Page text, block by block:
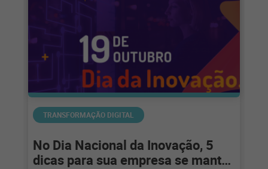
TRANSFORMAÇÃO DIGITAL
No Dia Nacional da Inovação, 5
dicas para sua empresa se manter